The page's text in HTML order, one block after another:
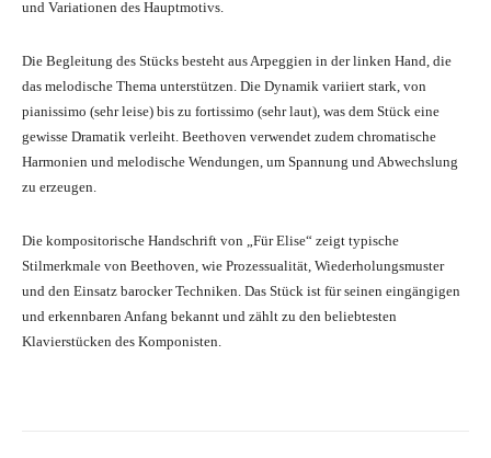
und Variationen des Hauptmotivs.
Die Begleitung des Stücks besteht aus Arpeggien in der linken Hand, die
das melodische Thema unterstützen. Die Dynamik variiert stark, von
pianissimo (sehr leise) bis zu fortissimo (sehr laut), was dem Stück eine
gewisse Dramatik verleiht. Beethoven verwendet zudem chromatische
Harmonien und melodische Wendungen, um Spannung und Abwechslung
zu erzeugen.
Die kompositorische Handschrift von „Für Elise“ zeigt typische
Stilmerkmale von Beethoven, wie Prozessualität, Wiederholungsmuster
und den Einsatz barocker Techniken. Das Stück ist für seinen eingängigen
und erkennbaren Anfang bekannt und zählt zu den beliebtesten
Klavierstücken des Komponisten.